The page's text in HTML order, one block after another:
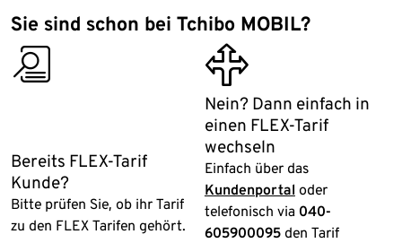
Sie sind schon bei Tchibo MOBIL?
carefully_chosen
Bereits FLEX-Tarif
Kunde?
Bitte prüfen Sie, ob ihr Tarif
zu den FLEX Tarifen gehört.
flexibility
Nein? Dann einfach in
einen FLEX-Tarif
wechseln
Einfach über das
Kundenportal oder
telefonisch via 040-
605900095 den Tarif